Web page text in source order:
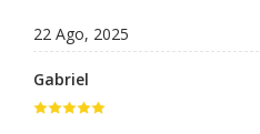
22 Ago, 2025
Gabriel